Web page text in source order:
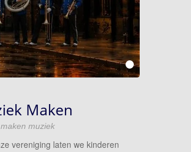
Maken
muziek
vereniging laten we kinderen